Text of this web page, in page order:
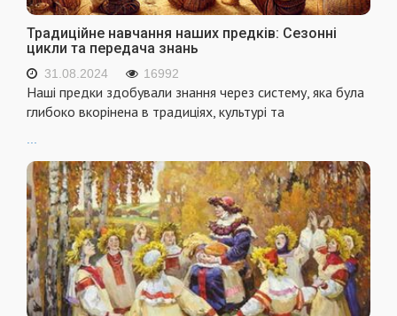
Традиційне навчання наших предків: Сезонні
цикли та передача знань
31.08.2024 16992
Наші предки здобували знання через систему, яка була
глибоко вкорінена в традиціях, культурі та